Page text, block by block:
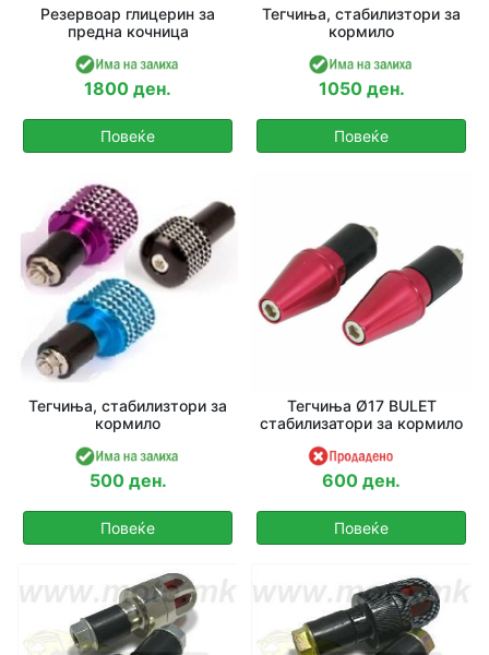
Резервоар глицерин за
предна кочница
1800 ден.
Повеќе
Тегчиња, стабилизтори за
кормило
1050 ден.
Повеќе
Тегчиња, стабилизтори за
кормило
500 ден.
Повеќе
Тегчиња Ø17 BULET
стабилизатори за кормило
600 ден.
Повеќе